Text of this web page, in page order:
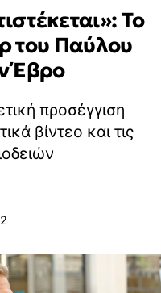
Το
του Παύλου
Έβρο
προσέγγιση
βίντεο και τις